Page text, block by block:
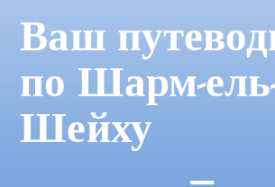
Ваш
по Шарм-
Шейху